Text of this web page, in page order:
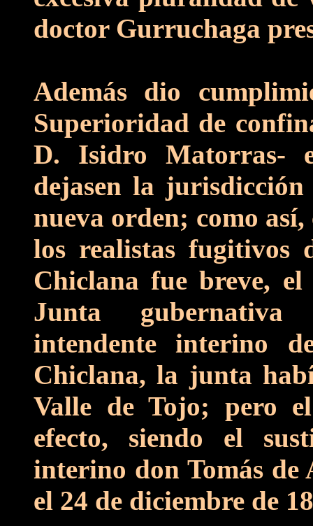
doctor Gurruchaga
Además dio
Superioridad de
D. Isidro Matorras-
dejasen la
nueva orden; como
los realistas fugitivos
Chiclana fue breve,
Junta
intendente interino
Chiclana, la junta
Valle de Tojo; pero
efecto, siendo el
interino don Tomás de
el 24 de diciembre de